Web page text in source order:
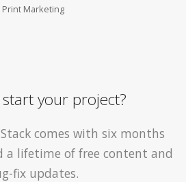
Print Marketing
your project?
comes with six months
lifetime of free content and
fix updates.